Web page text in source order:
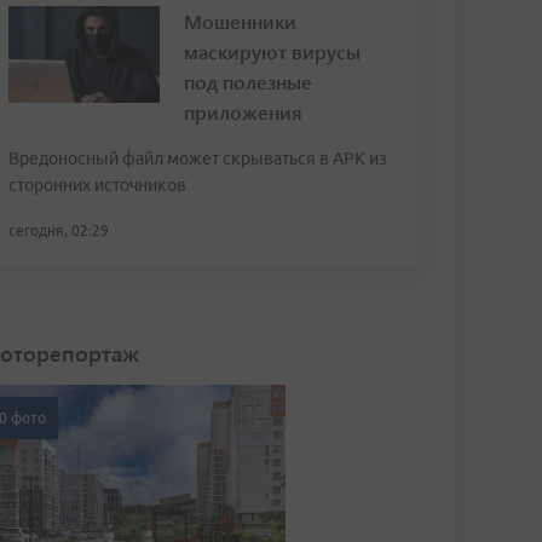
Мошенники
маскируют вирусы
под полезные
приложения
Вредоносный файл может скрываться в APK из
сторонних источников
сегодня, 02:29
фото